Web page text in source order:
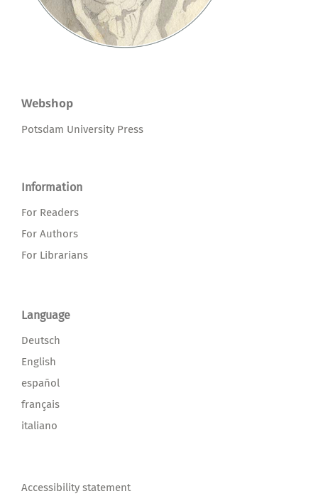
Webshop
Potsdam University Press
Information
For Readers
For Authors
For Librarians
Language
Deutsch
English
español
français
italiano
Accessibility statement